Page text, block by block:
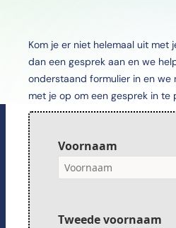
Kom je er niet helemaal uit met
dan een gesprek aan en we
onderstaand formulier in en we
met je op om een gesprek in te
Voornaam
Tweede voornaam